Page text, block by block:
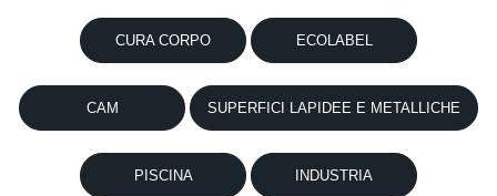
CURA CORPO ECOLABEL
CAM SUPERFICI LAPIDEE E METALLICHE
PISCINA INDUSTRIA